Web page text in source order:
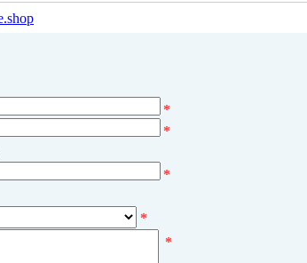
*
*
*
*
*